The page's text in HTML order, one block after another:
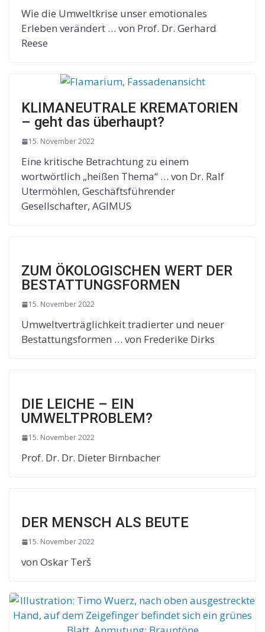
Wie die Umweltkrise unser emotionales
Erleben verändert … von Prof. Dr. Gerhard
Reese
KLIMANEUTRALE KREMATORIEN
– geht das überhaupt?
15. November 2022
Eine kritische Betrachtung zu einem
wortwörtlich „heißen Thema“ … von Dr. Ralf
Utermöhlen, Geschäftsführender
Gesellschafter, AGIMUS
ZUM ÖKOLOGISCHEN WERT DER
BESTATTUNGSFORMEN
15. November 2022
Umweltverträglichkeit tradierter und neuer
Bestattungsformen … von Frederike Dirks
DIE LEICHE – EIN
UMWELTPROBLEM?
15. November 2022
Prof. Dr. Dr. Dieter Birnbacher
DER MENSCH ALS BEUTE
15. November 2022
von Oskar Terš